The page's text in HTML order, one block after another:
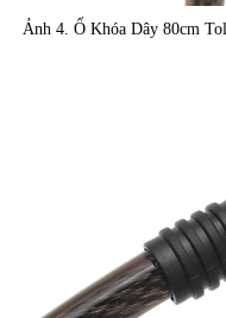
Ảnh 4. Ổ Khóa Dây 80cm